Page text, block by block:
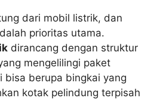
dari mobil listrik, dan
prioritas utama.
dirancang dengan struktur
mengelilingi paket
bisa berupa bingkai yang
kotak pelindung terpisah